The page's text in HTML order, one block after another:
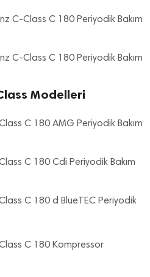
C-Class C 180 Periyodik Bakım
C-Class C 180 Periyodik Bakım
Modelleri
C 180 AMG Periyodik Bakım
C 180 Cdi Periyodik Bakım
C 180 d BlueTEC Periyodik
C 180 Kompressor